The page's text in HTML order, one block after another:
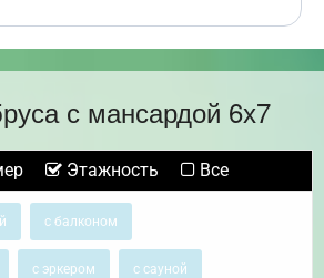
с мансардой 6х7
Этажность Все
с балконом
с эркером с сауной